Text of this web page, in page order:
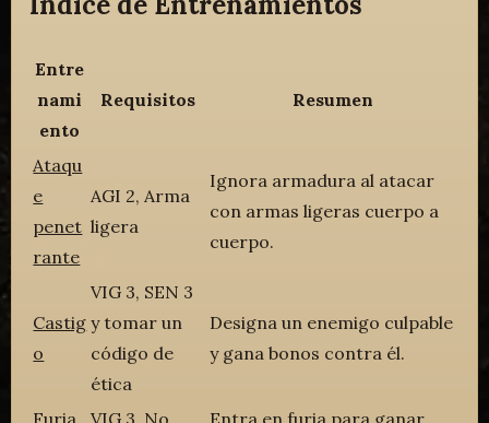
Entre
nami
ento
Requisitos Resumen
Ataqu
e
penet
rante
AGI 2, Arma
ligera
Ignora armadura al atacar
con armas ligeras cuerpo a
cuerpo.
Castig
o
VIG 3, SEN 3
y tomar un
código de
ética
Designa un enemigo culpable
y gana bonos contra él.
Furia
VIG 3, No
Entra en furia para ganar